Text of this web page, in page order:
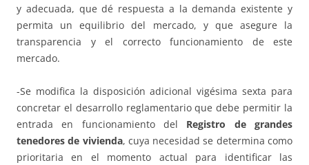
y adecuada, que dé respuesta a la demanda existente y
permita un equilibrio del mercado, y que asegure la
transparencia y el correcto funcionamiento de este
mercado.
-Se modifica la disposición adicional vigésima sexta para
concretar el desarrollo reglamentario que debe permitir la
entrada en funcionamiento del Registro de grandes
tenedores de vivienda, cuya necesidad se determina como
prioritaria en el momento actual para identificar las